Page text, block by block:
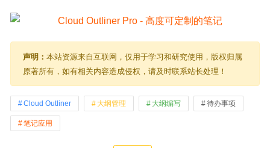
声明： 本站资源来自互联网，仅用于学习和研究使用，版权归属
原著所有，如有相关内容造成侵权，请及时联系站长处理！
Cloud Outliner 大纲管理 大纲编写 待办事项
笔记应用